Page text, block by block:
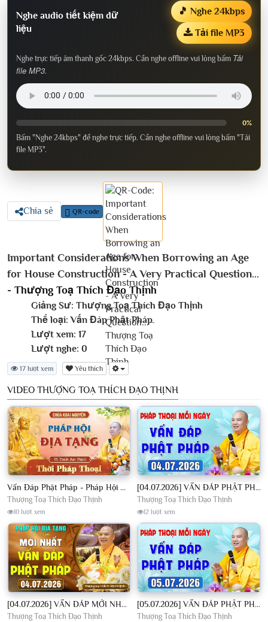
Nghe audio tiết kiệm dữ
liệu
🎵 Nghe 24kbps
Tải file MP3
Nghe trực tiếp âm thanh gốc 24kbps. Cần nghe offline vui lòng bấm Tải
file MP3.
0%
Bấm "Nghe 24kbps" để nghe trực tiếp. Cần nghe offline vui lòng bấm "Tải
file MP3".
Chia sẻ QR-code
Important Considerations When Borrowing an Age
for House Construction - A Very Practical Question...
- Thượng Toạ Thích Đạo Thịnh
Giảng Sư: Thượng Toạ Thích Đạo Thịnh
Thể loại: Vấn Đáp Phật Pháp
Lượt xem: 17
Lượt nghe: 0
17 lượt xem Yêu thích
VIDEO THƯỢNG TOẠ THÍCH ĐẠO THỊNH
Vấn Đáp Phật Pháp - Pháp Hội Địa Tạng Ngày 01/08/2026│TT. Thích Đạo Thịnh
Thượng Toạ Thích Đạo Thịnh
10 lượt xem
[04.07.2026] VẤN ĐÁP PHẬT PHÁP - Nghe Thầy giảng Pháp mỗi ngày CÔNG ĐỨC VÔ LƯỢNG│TT. Thích Đạo Thịnh
Thượng Toạ Thích Đạo Thịnh
12 lượt xem
[04.07.2026] VẤN ĐÁP MỚI NHẤT - Pháp Hội Địa Tạng Chùa Khai Nguyên | TT. Thích Đạo Thịnh
Thượng Toạ Thích Đạo Thịnh
[05.07.2026] VẤN ĐÁP PHẬT PHÁP - Nghe Thầy giảng Pháp mỗi ngày CÔNG ĐỨC VÔ LƯỢNG│TT. Thích Đạo Thịnh
Thượng Toạ Thích Đạo Thịnh